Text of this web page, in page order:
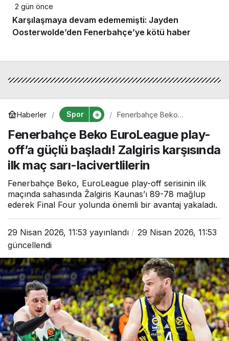
2 gün önce
Karşılaşmaya devam edememişti: Jayden
Oosterwolde’den Fenerbahçe’ye kötü haber
Haberler Spor
Fenerbahçe Beko
başladı! Zalgiris karşısında ilk
maç sarı-lacivertlilerin
Fenerbahçe Beko EuroLeague play-
off’a güçlü başladı! Zalgiris karşısında
ilk maç sarı-lacivertlilerin
Fenerbahçe Beko, EuroLeague play-off serisinin ilk
maçında sahasında Žalgiris Kaunas’ı 89-78 mağlup
ederek Final Four yolunda önemli bir avantaj yakaladı.
29 Nisan 2026, 11:53 yayınlandı
29 Nisan 2026, 11:53
güncellendi